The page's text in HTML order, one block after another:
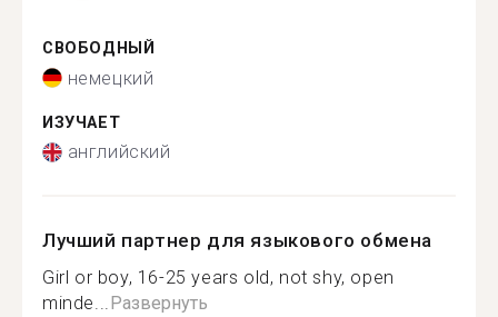
СВОБОДНЫЙ
немецкий
ИЗУЧАЕТ
английский
Лучший партнер для языкового обмена
Girl or boy, 16-25 years old, not shy, open
minde...Развернуть